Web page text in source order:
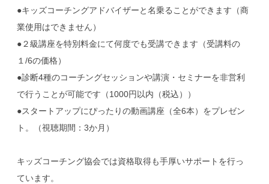
●キッズコーチングアドバイザーと名乗ることができます（商
業使用はできません）
●２級講座を特別料金にて何度でも受講できます（受講料の
１/6の価格）
●診断4種のコーチングセッションや講演・セミナーを非営利
で行うことが可能です（1000円以内（税込））
●スタートアップにぴったりの動画講座（全6本）をプレゼン
ト。（視聴期間：3か月）
キッズコーチング協会では資格取得も手厚いサポートを行っ
ています。